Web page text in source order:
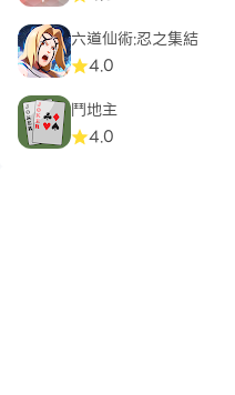
六道仙術:忍之集結
4.0
鬥地主
4.0